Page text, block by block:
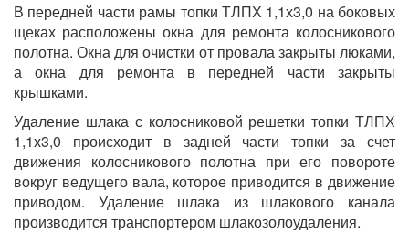
В передней части рамы топки ТЛПХ 1,1х3,0 на боковых
щеках расположены окна для ремонта колосникового
полотна. Окна для очистки от провала закрыты люками,
а окна для ремонта в передней части закрыты
крышками.
Удаление шлака с колосниковой решетки топки ТЛПХ
1,1х3,0 происходит в задней части топки за счет
движения колосникового полотна при его повороте
вокруг ведущего вала, которое приводится в движение
приводом. Удаление шлака из шлакового канала
производится транспортером шлакозолоудаления.